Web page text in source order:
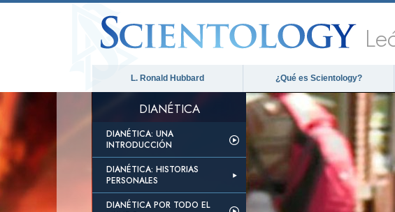
L. Ronald Hubbard ¿Qué es Scientology?
DIANÉTICA
DIANÉTICA: UNA
INTRODUCCIÓN
DIANÉTICA: HISTORIAS
PERSONALES
DIANÉTICA POR TODO EL